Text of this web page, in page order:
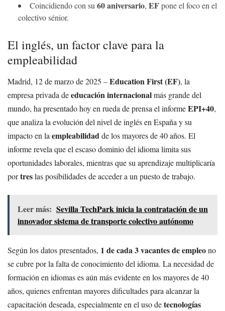
Coincidiendo con su60 aniversario, EFpone el foco en el
colectivo sénior.
El inglés, un factor clave para la
empleabilidad
Madrid, 12 de marzo de 2025 –Education First (EF), la
empresa privada deeducación internacionalmás grande del
mundo, ha presentado hoy en rueda de prensa el informeEPI+40,
que analiza la evolución del nivel de inglés en España y su
impacto en laempleabilidadde los mayores de 40 años. El
informe revela que el escaso dominio del idioma limita sus
oportunidades laborales, mientras que su aprendizaje multiplicaría
portreslas posibilidades de acceder a un puesto de trabajo.
Leer más: Sevilla TechPark inicia la contratación de un
innovador sistema de transporte colectivo autónomo
Según los datos presentados, 1 de cada 3 vacantes de empleono
se cubre por la falta de conocimiento del idioma. La necesidad de
formación en idiomas es aún más evidente en los mayores de 40
años, quienes enfrentan mayores dificultades para alcanzar la
capacitación deseada, especialmente en el uso detecnologías